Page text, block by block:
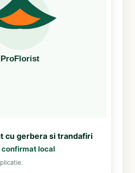
cu gerbera si trandafiri
confirmat local